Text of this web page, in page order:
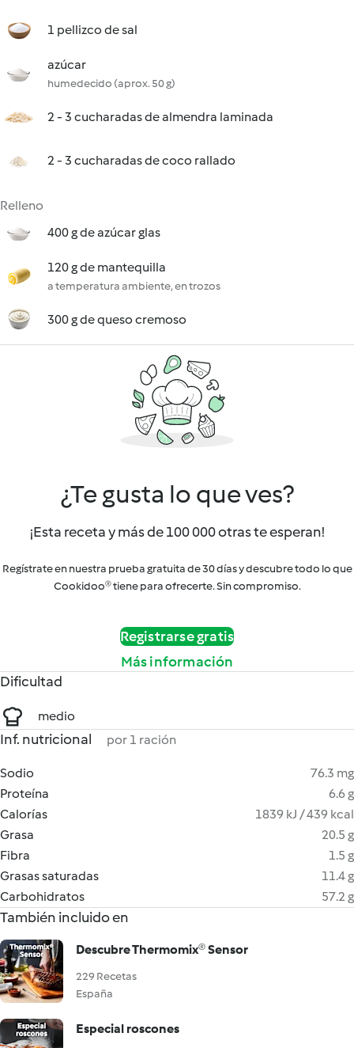
1 pellizco de sal
azúcar
humedecido (aprox. 50 g)
2 - 3 cucharadas de almendra laminada
2 - 3 cucharadas de coco rallado
Relleno
400 g de azúcar glas
120 g de mantequilla
a temperatura ambiente, en trozos
300 g de queso cremoso
¿Te gusta lo que ves?
¡Esta receta y más de 100 000 otras te esperan!
Regístrate en nuestra prueba gratuita de 30 días y descubre todo lo que
Cookidoo® tiene para ofrecerte. Sin compromiso.
Registrarse gratis
Más información
Dificultad
medio
Inf. nutricional por 1 ración
Sodio
76.3 mg
Proteína
6.6 g
Calorías
1839 kJ / 439 kcal
Grasa
20.5 g
Fibra
1.5 g
Grasas saturadas
11.4 g
Carbohidratos
57.2 g
También incluido en
Descubre Thermomix® Sensor
229 Recetas
España
Especial roscones